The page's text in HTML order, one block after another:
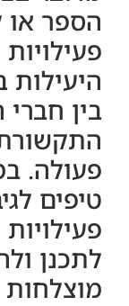
הספר או
היעילות
בין חברי
פעולה.
טיפים
לתכנן
מוצלחות